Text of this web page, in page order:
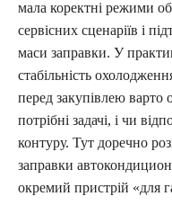
мала коректні режими
сервісних сценаріїв і
маси заправки. У
стабільність
перед закупівлею варто
потрібні задачі, і чи
контуру. Тут доречно
заправки
окремий пристрій «для